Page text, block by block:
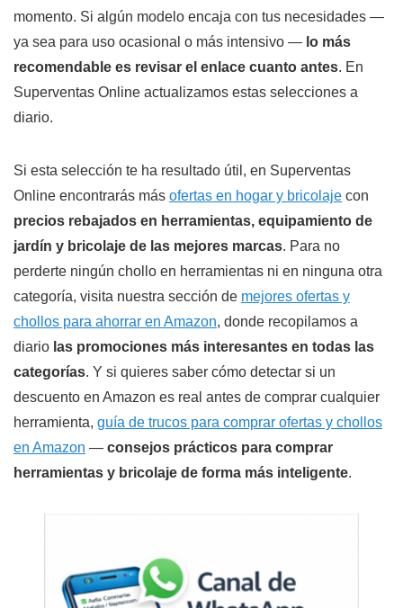
momento. Si algún modelo encaja con tus necesidades —
ya sea para uso ocasional o más intensivo — lo más
recomendable es revisar el enlace cuanto antes. En
Superventas Online actualizamos estas selecciones a
diario.
Si esta selección te ha resultado útil, en Superventas
Online encontrarás más ofertas en hogar y bricolaje con
precios rebajados en herramientas, equipamiento de
jardín y bricolaje de las mejores marcas. Para no
perderte ningún chollo en herramientas ni en ninguna otra
categoría, visita nuestra sección de mejores ofertas y
chollos para ahorrar en Amazon, donde recopilamos a
diario las promociones más interesantes en todas las
categorías. Y si quieres saber cómo detectar si un
descuento en Amazon es real antes de comprar cualquier
herramienta, guía de trucos para comprar ofertas y chollos
en Amazon — consejos prácticos para comprar
herramientas y bricolaje de forma más inteligente.